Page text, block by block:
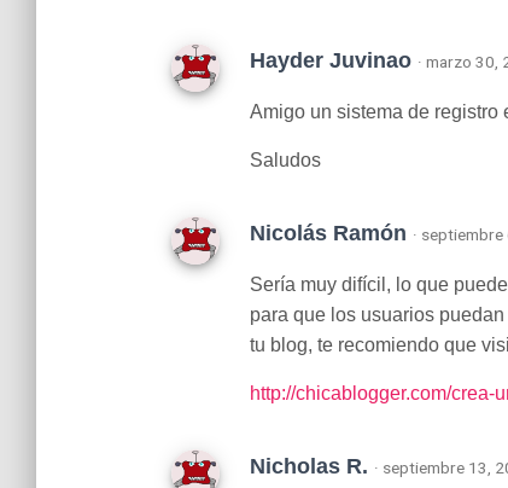
Hayder Juvinao · marzo 30,
Amigo un sistema de registro
Saludos
Nicolás Ramón ·
Sería muy difícil, lo que
para que los usuarios
tu blog, te recomiendo que
http://chicablogger.com/crea-
Nicholas R. · septiembre 13,